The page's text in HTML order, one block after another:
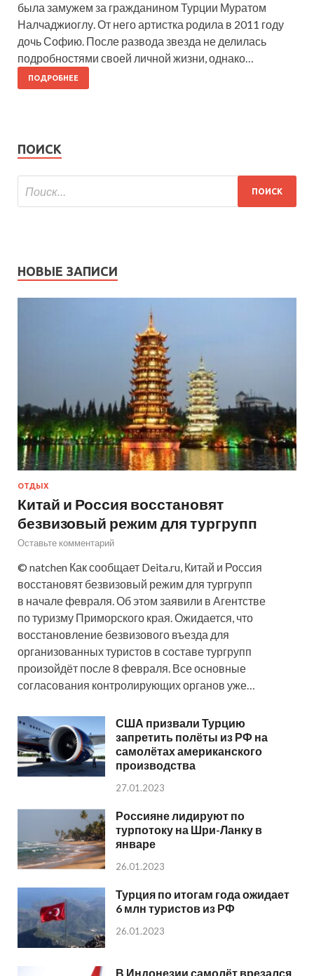
была замужем за гражданином Турции Муратом
Налчаджиоглу. От него артистка родила в 2011 году
дочь Софию. После развода звезда не делилась
подробностями своей личной жизни, однако…
ПОДРОБНЕЕ
ПОИСК
НОВЫЕ ЗАПИСИ
ОТДЫХ
Китай и Россия восстановят
безвизовый режим для тургрупп
Оставьте комментарий
© natchen Как сообщает Deita.ru, Китай и Россия
восстановят безвизовый режим для тургрупп
в начале февраля. Об этом заявили в Агентстве
по туризму Приморского края. Ожидается, что
восстановление безвизового въезда для
организованных туристов в составе тургрупп
произойдёт после 8 февраля. Все основные
согласования контролирующих органов уже…
США призвали Турцию
запретить полёты из РФ на
самолётах американского
производства
27.01.2023
Россияне лидируют по
турпотоку на Шри-Ланку в
январе
26.01.2023
Турция по итогам года ожидает
6 млн туристов из РФ
26.01.2023
В Индонезии самолёт врезался